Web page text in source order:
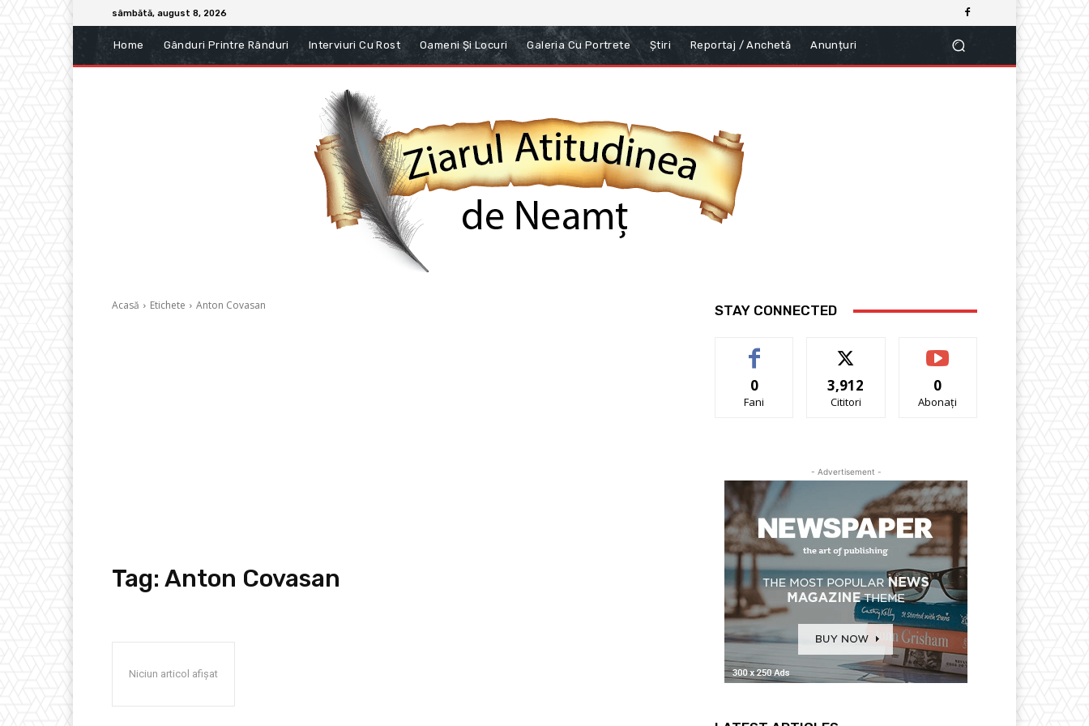
sâmbătă, august 8, 2026
Home Gânduri Printre Rânduri Interviuri Cu Rost Oameni Și Locuri Galeria Cu Portrete Știri Reportaj / Anchetă Anunțuri
Acasă Etichete Anton Covasan
Tag: Anton Covasan
Niciun articol afișat
STAY CONNECTED
0
Fani
3,912
Cititori
0
Abonați
- Advertisement -